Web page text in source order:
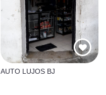
AUTO LUJOS BJ